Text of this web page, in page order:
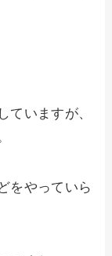
ていますが、
をやっていら